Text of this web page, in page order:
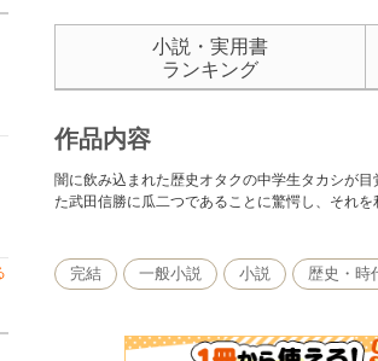
小説・実用書
ランキング
作品内容
闇に飲み込まれた歴史オタクの中学生タカシが
た武田信勝に瓜二つであることに驚愕し、それ
完結 一般小説 小説 歴史・時